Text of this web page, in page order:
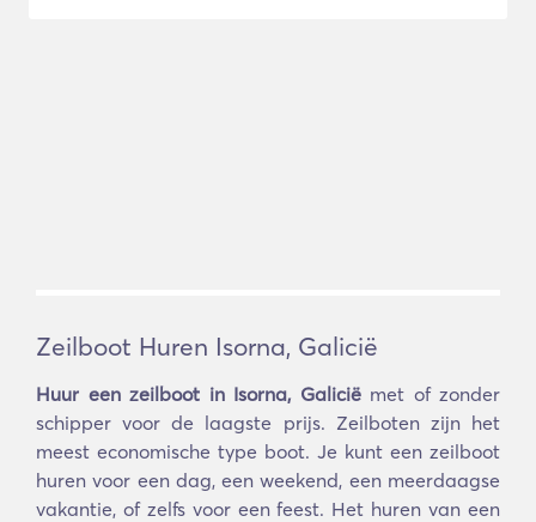
Zeilboot Huren Isorna, Galicië
Huur een zeilboot in Isorna, Galiciëmet of zonder
schipper voor de laagste prijs. Zeilboten zijn het
meest economische type boot. Je kunt een zeilboot
huren voor een dag, een weekend, een meerdaagse
vakantie, of zelfs voor een feest. Het huren van een